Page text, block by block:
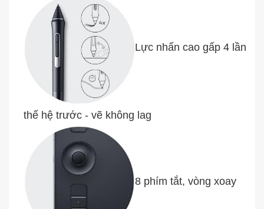
Lực nhấn cao gấp 4 lần
thế hệ trước - vẽ không lag
8 phím tắt, vòng xoay